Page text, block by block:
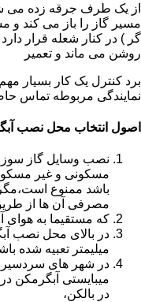
از یک طرف جرقه زده می
مسیر گاز را باز می کند
گر ) در کنار شعله قرار
روشن می ماند و تعمیر
برد کنترل یک کار بسیار
نمایندگی مربوطه تماس
اصول انتخاب محل نصب
نصب وسایل گاز سوز
باشد ممنوع
مصرفی آن ها از
که مستقیما به هوای
میلیمتر تعبیه شده
در شهر های سردسیر
میبایستی آبگرمکن
در بالکن،